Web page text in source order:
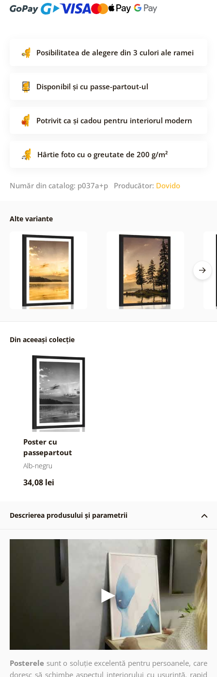
Posibilitatea de alegere din 3 culori ale ramei
Disponibil și cu passe-partout-ul
Potrivit ca și cadou pentru interiorul modern
Hârtie foto cu o greutate de 200 g/m²
Număr din catalog: p037a+p Producător: Dovido
Alte variante
Din aceeași colecție
Poster cu
passepartout
reflecția lacului de
negru
Alb-negru
34,08 lei
Descrierea produsului și parametrii
Posterele sunt o soluție excelentă pentru persoanele, care
doresc să schimbe aspectul interiorului cu ușurință, rapid